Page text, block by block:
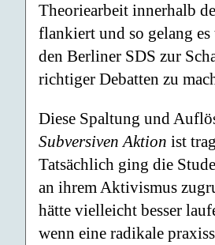
Theoriearbeit innerhalb
flankiert und so gelang es
den Berliner SDS zur
richtiger Debatten zu
Diese Spaltung und
Subversiven Aktion ist
Tatsächlich ging die
an ihrem Aktivismus
hätte vielleicht besser
wenn eine radikale